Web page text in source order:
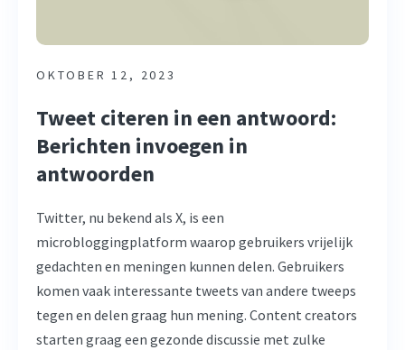
OKTOBER 12, 2023
Tweet citeren in een antwoord:
Berichten invoegen in
antwoorden
Twitter, nu bekend als X, is een
microbloggingplatform waarop gebruikers vrijelijk
gedachten en meningen kunnen delen. Gebruikers
komen vaak interessante tweets van andere tweeps
tegen en delen graag hun mening. Content creators
starten graag een gezonde discussie met zulke